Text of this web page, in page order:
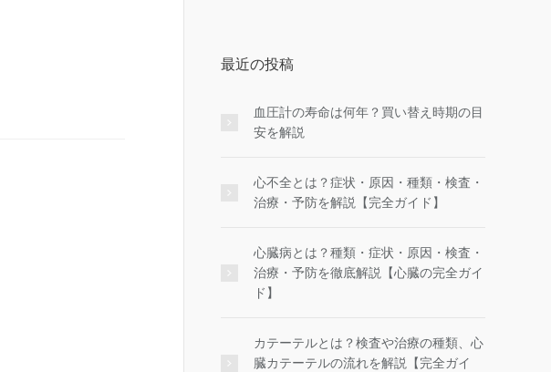
最近の投稿
血圧計の寿命は何年？買い替え時期の目
安を解説
心不全とは？症状・原因・種類・検査・
治療・予防を解説【完全ガイド】
心臓病とは？種類・症状・原因・検査・
治療・予防を徹底解説【心臓の完全ガイ
ド】
カテーテルとは？検査や治療の種類、心
臓カテーテルの流れを解説【完全ガイ